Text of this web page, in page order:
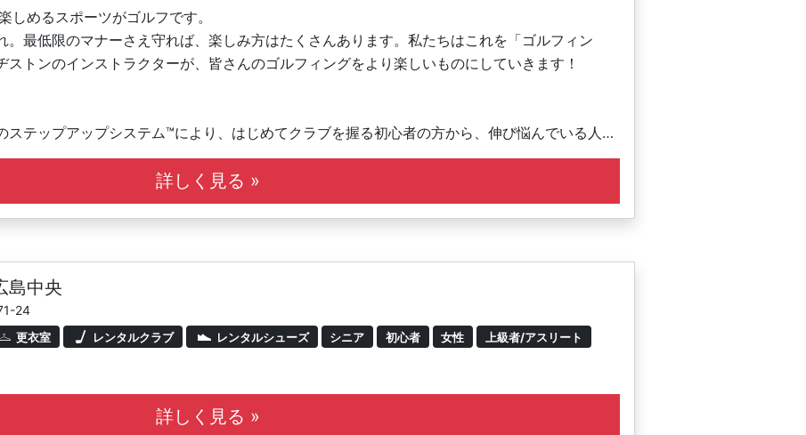
めるスポーツがゴルフです。
。最低限のマナーさえ守れば、楽しみ方はたくさんあります。私たちはこれを「ゴルフィン
トンのインストラクターが、皆さんのゴルフィングをより楽しいものにしていきます！
ステップアップシステム™により、はじめてクラブを握る初心者の方から、伸び悩んでいる人、
すジュニア、ひとりひとりにあわせたレッスンが可能です。
す。
詳しく見る »
島中央
24
更衣室 レンタルクラブ レンタルシューズ シニア 初心者 女性 上級者/アスリート
詳しく見る »